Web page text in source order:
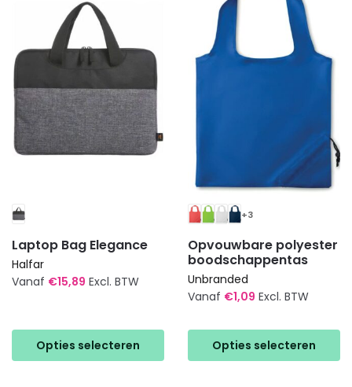
gekozen
worden
op
de
productpagina
optie
gekozen
worden
Laptop Bag Elegance
Halfar
Vanaf €15,89 Excl. BTW
Opties selecteren
product
heeft
meerdere
+3
Opvouwbare polyester
boodschappentas
Unbranded
Vanaf €1,09 Excl. BTW
Opties selecteren
product
heeft